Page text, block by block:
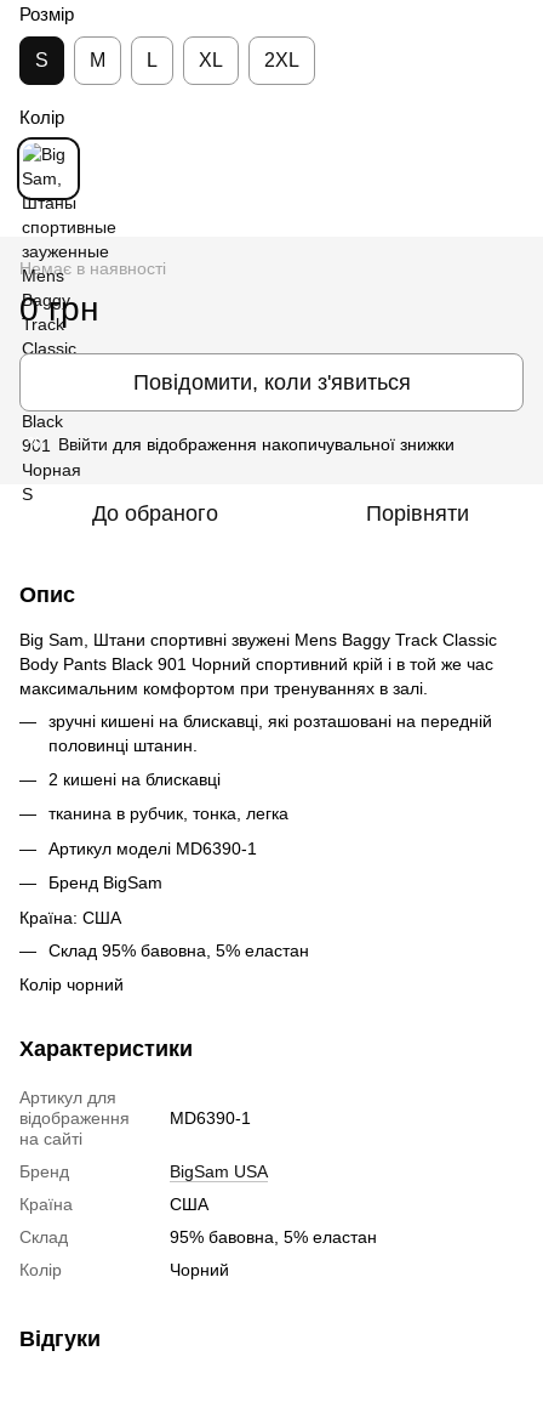
Розмір
S M L XL 2XL
Колір
Немає в наявності
0 грн
Повідомити, коли з'явиться
% Ввійти для відображення накопичувальної знижки
До обраного Порівняти
Опис
Big Sam, Штани спортивні звужені Mens Baggy Track Classic
Body Pants Black 901 Чорний спортивний крій і в той же час
максимальним комфортом при тренуваннях в залі.
зручні кишені на блискавці, які розташовані на передній
половинці штанин.
2 кишені на блискавці
тканина в рубчик, тонка, легка
Артикул моделі MD6390-1
Бренд BigSam
Країна: США
Склад 95% бавовна, 5% еластан
Колір чорний
Характеристики
Артикул для
відображення
на сайті
MD6390-1
Бренд
BigSam USA
Країна
США
Склад
95% бавовна, 5% еластан
Колір
Чорний
Відгуки